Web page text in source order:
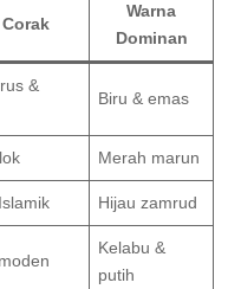
Warna
Dominan
&
Biru & emas
Merah marun
Hijau zamrud
Kelabu &
putih